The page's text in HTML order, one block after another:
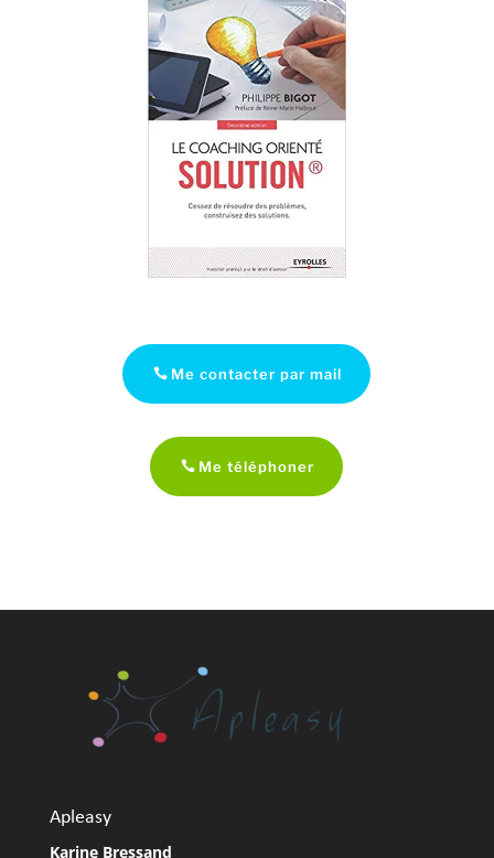
Me contacter par mail
Me téléphoner
Apleasy
Karine Bressand